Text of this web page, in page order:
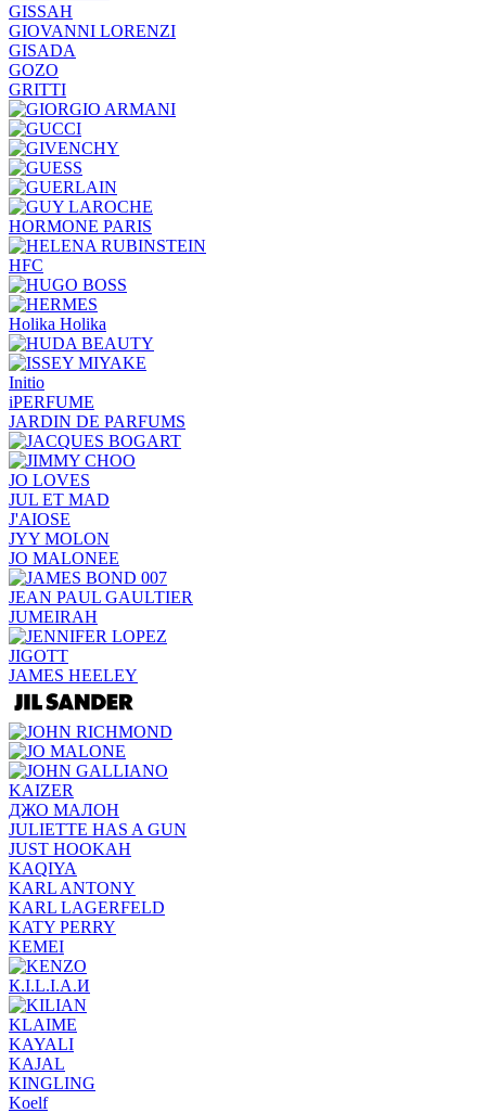
GISSAH
GIOVANNI LORENZI
GISADA
GOZO
GRITTI
HORMONE PARIS
HFC
Holika Holika
Initio
iPERFUME
JARDIN DE PARFUMS
JO LOVES
JUL ET MAD
J'AIOSE
JYY МОLON
JO MАLОNEE
JEAN PAUL GAULTIER
JUMEIRAH
JIGOTT
JAMES HEELEY
KAIZER
ДЖО МАЛОН
JULIETTE HAS A GUN
JUST HOOKAH
KAQIYA
KARL ANTONY
KARL LAGERFELD
KATY PERRY
KEMEI
К.I.L.I.А.И
KLAIME
KAYALI
KAJAL
KINGLING
Koelf